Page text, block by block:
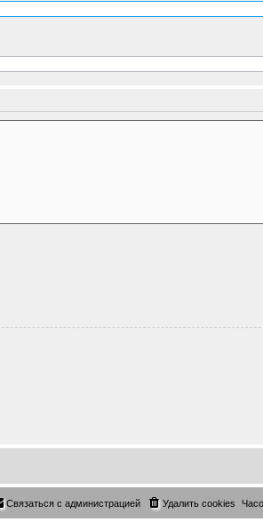
Удалить cookies
Связаться с администрацией